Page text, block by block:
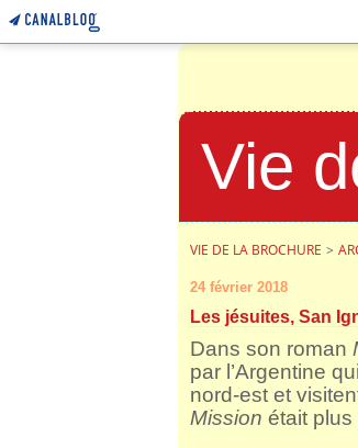
Vie
VIE DE LA BROCHURE >
24 février 2018
Les jésuites, San
Dans son roman
par l’Argentine
nord-est et
Mission était plus